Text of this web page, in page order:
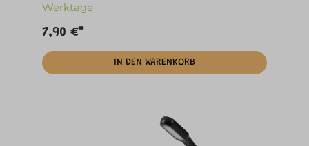
Werktage
7,90 €*
IN DEN WARENKORB